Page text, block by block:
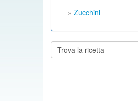
» Zucchini
Cerca